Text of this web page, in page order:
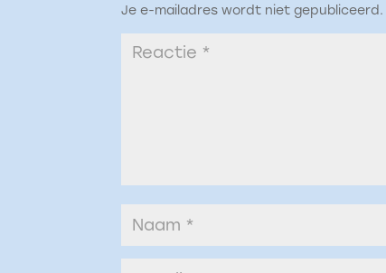
Je e-mailadres wordt niet gepubliceerd.